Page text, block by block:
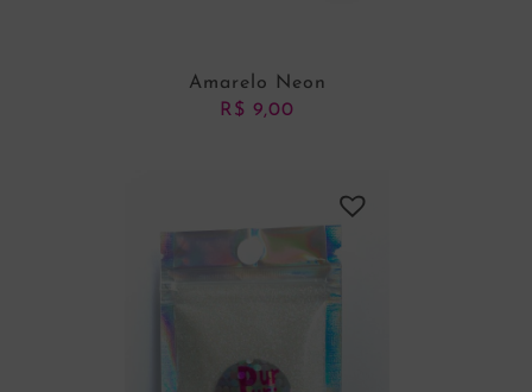
ADICIONAR AO CARRINHO
Amarelo Neon
R$ 9,00